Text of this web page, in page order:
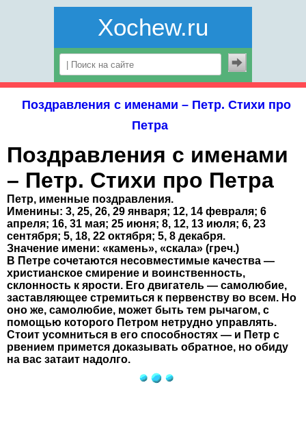
Xochew.ru
Поздравления с именами – Петр. Стихи про
Петра
Поздравления с именами
– Петр. Стихи про Петра
Петр, именные поздравления.
Именины: 3, 25, 26, 29 января; 12, 14 февраля; 6
апреля; 16, 31 мая; 25 июня; 8, 12, 13 июля; 6, 23
сентября; 5, 18, 22 октября; 5, 8 декабря.
Значение имени: «камень», «скала» (греч.)
В Петре сочетаются несовместимые качества —
христианское смирение и воинственность,
склонность к ярости. Его двигатель — самолюбие,
заставляющее стремиться к первенству во всем. Но
оно же, самолюбие, может быть тем рычагом, с
помощью которого Петром нетрудно управлять.
Стоит усомниться в его способностях — и Петр с
рвением примется доказывать обратное, но обиду
на вас затаит надолго.